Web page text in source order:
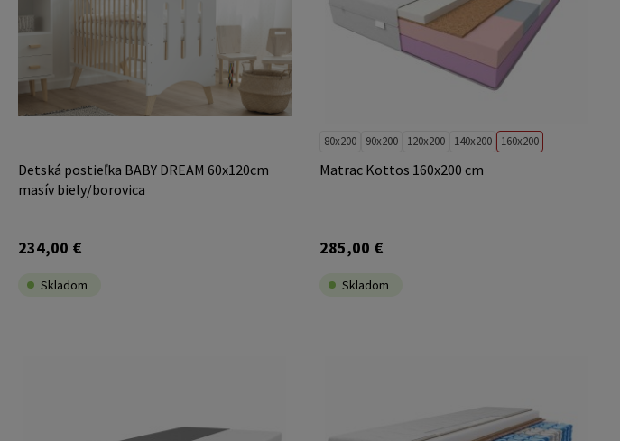
Detská postieľka BABY DREAM 60x120cm
masív biely/borovica
234,00 €
Skladom
80x200 90x200 120x200 140x200 160x200
Matrac Kottos 160x200 cm
285,00 €
Skladom